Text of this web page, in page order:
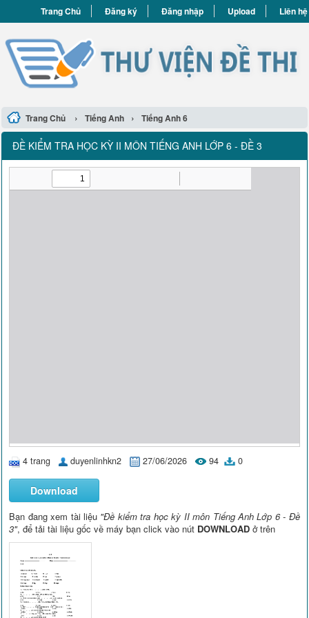
Trang Chủ Đăng ký Đăng nhập Upload Liên hệ
Trang Chủ › Tiếng Anh › Tiếng Anh 6
ĐỀ KIỂM TRA HỌC KỲ II MÔN TIẾNG ANH LỚP 6 - ĐỀ 3
4 trang duyenlinhkn2 27/06/2026 94 0
Download
Bạn đang xem tài liệu "Đề kiểm tra học kỳ II môn Tiếng Anh Lớp 6 - Đề
3", để tải tài liệu gốc về máy bạn click vào nút DOWNLOAD ở trên